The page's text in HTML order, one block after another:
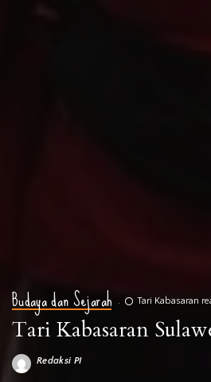
Budaya dan Sejarah Tari Kabasaran
Tari Kabasaran
Posted
Redaksi PI